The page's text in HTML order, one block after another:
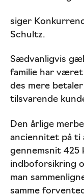
siger
Schultz.
Sædvanligvis
familie har været
des mere
tilsvarende
Den årlige
anciennitet på ti
gennemsnit 425
indboforsikring
man
samme